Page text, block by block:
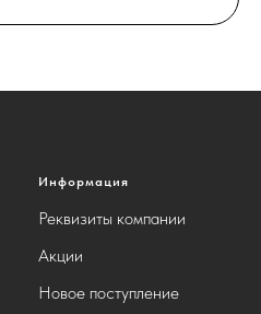
Информация
Реквизиты компании
Акции
Новое поступление